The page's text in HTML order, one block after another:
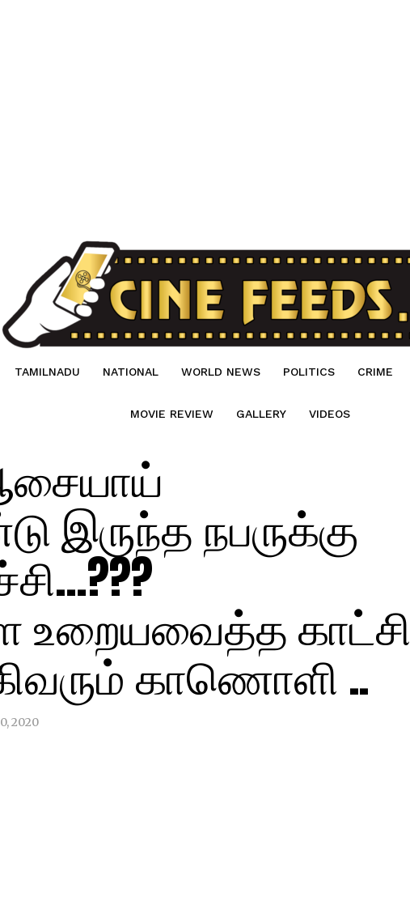
TAMILNADU NATIONAL WORLD NEWS POLITICS CRIME
MOVIE REVIEW GALLERY VIDEOS
இருந்த நபருக்கு
உறையவைத்த காட்சி
காணொளி ..
2020